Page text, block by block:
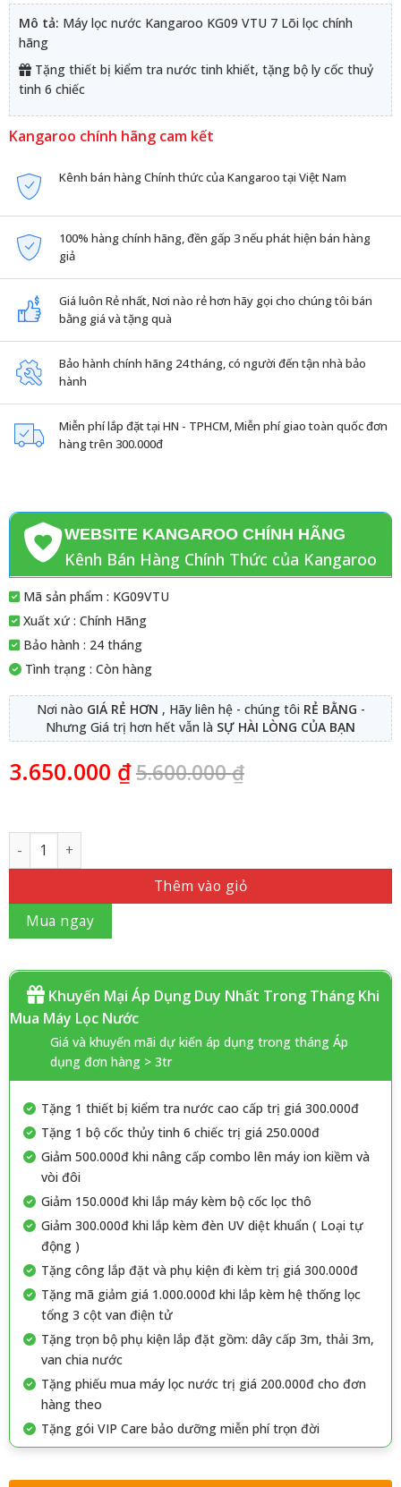
Mô tả: Máy lọc nước Kangaroo KG09 VTU 7 Lõi lọc chính
hãng
Tặng thiết bị kiểm tra nước tinh khiết, tặng bộ ly cốc thuỷ
tinh 6 chiếc
Kangaroo chính hãng cam kết
Kênh bán hàng Chính thức của Kangaroo tại Việt Nam
100% hàng chính hãng, đền gấp 3 nếu phát hiện bán hàng
giả
Giá luôn Rẻ nhất, Nơi nào rẻ hơn hãy gọi cho chúng tôi bán
bằng giá và tặng quà
Bảo hành chính hãng 24 tháng, có người đến tận nhà bảo
hành
Miễn phí lắp đặt tại HN - TPHCM, Miễn phí giao toàn quốc đơn
hàng trên 300.000đ
WEBSITE KANGAROO CHÍNH HÃNG
Kênh Bán Hàng Chính Thức của Kangaroo
Mã sản phẩm : KG09VTU
Xuất xứ : Chính Hãng
Bảo hành : 24 tháng
Tình trạng : Còn hàng
Nơi nào GIÁ RẺ HƠN , Hãy liên hệ - chúng tôi RẺ BẰNG -
Nhưng Giá trị hơn hết vẫn là SỰ HÀI LÒNG CỦA BẠN
3.650.000 ₫5.600.000₫
Số lượng
Thêm vào giỏ
Mua ngay
Khuyến Mại Áp Dụng Duy Nhất Trong Tháng Khi
Mua Máy Lọc Nước
Giá và khuyến mãi dự kiến áp dụng trong tháng Áp
dụng đơn hàng > 3tr
Tặng 1 thiết bị kiểm tra nước cao cấp trị giá 300.000đ
Tặng 1 bộ cốc thủy tinh 6 chiếc trị giá 250.000đ
Giảm 500.000đ khi nâng cấp combo lên máy ion kiềm và
vòi đôi
Giảm 150.000đ khi lắp máy kèm bộ cốc lọc thô
Giảm 300.000đ khi lắp kèm đèn UV diệt khuẩn ( Loại tự
động )
Tặng công lắp đặt và phụ kiện đi kèm trị giá 300.000đ
Tặng mã giảm giá 1.000.000đ khi lắp kèm hệ thống lọc
tổng 3 cột van điện tử
Tặng trọn bộ phụ kiện lắp đặt gồm: dây cấp 3m, thải 3m,
van chia nước
Tặng phiếu mua máy lọc nước trị giá 200.000đ cho đơn
hàng theo
Tặng gói VIP Care bảo dưỡng miễn phí trọn đời